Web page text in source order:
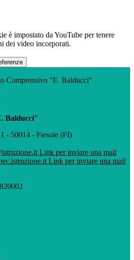
è impostato da YouTube per tenere
dei video incorporati.
Comprensivo "E. Balducci"
Balducci"
- 50014 - Fiesole (FI)
Link per inviare una mail
Link per inviare una mail